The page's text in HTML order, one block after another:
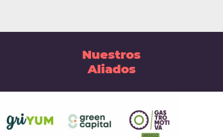
Nuestros
Aliados